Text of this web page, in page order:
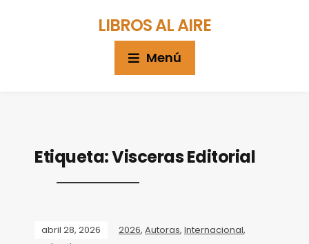
LIBROS AL AIRE
Menú
Etiqueta:Visceras Editorial
abril 28, 2026 2026, Autoras, Internacional,